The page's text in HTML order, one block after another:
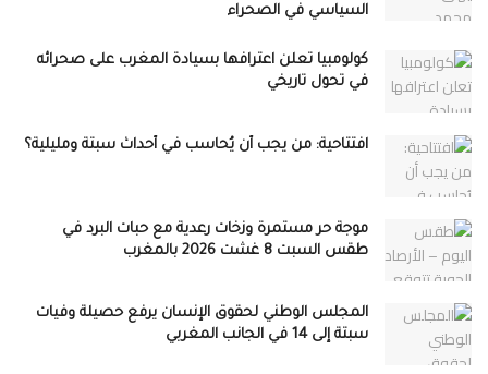
السياسي في الصحراء
كولومبيا تعلن اعترافها بسيادة المغرب على صحرائه
في تحول تاريخي
افتتاحية: من يجب أن يُحاسب في أحداث سبتة ومليلية؟
موجة حر مستمرة وزخات رعدية مع حبات البرد في
طقس السبت 8 غشت 2026 بالمغرب
المجلس الوطني لحقوق الإنسان يرفع حصيلة وفيات
سبتة إلى 14 في الجانب المغربي